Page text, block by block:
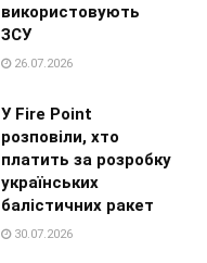
використовують
ЗСУ
26.07.2026
У Fire Point
розповіли, хто
платить за розробку
українських
балістичних ракет
30.07.2026